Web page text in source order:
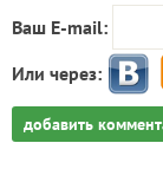
Ваш E-mail:
Или через:
добавить